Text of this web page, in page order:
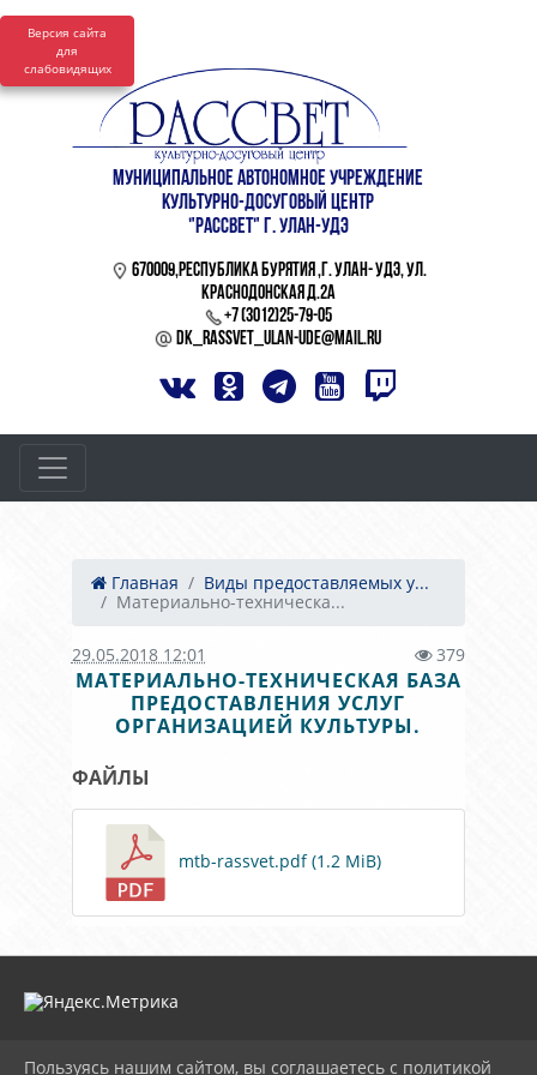
Версия сайта
для
слабовидящих
МУНИЦИПАЛЬНОЕ АВТОНОМНОЕ УЧРЕЖДЕНИЕ
КУЛЬТУРНО-ДОСУГОВЫЙ ЦЕНТР
"РАССВЕТ" Г. УЛАН-УДЭ
670009,Республика Бурятия ,г. Улан- Удэ, ул.
Краснодонская д.2а
+7 (3012)2​5-79-05
dk_rassvet_ulan-ude@mail.ru
Главная
Виды предоставляемых у...
Материально-техническа...
29.05.2018 12:01 379
МАТЕРИАЛЬНО-ТЕХНИЧЕСКАЯ БАЗА
ПРЕДОСТАВЛЕНИЯ УСЛУГ
ОРГАНИЗАЦИЕЙ КУЛЬТУРЫ.
ФАЙЛЫ
mtb-rassvet.pdf (1.2 MiB)
Пользуясь нашим сайтом, вы соглашаетесь с политикой